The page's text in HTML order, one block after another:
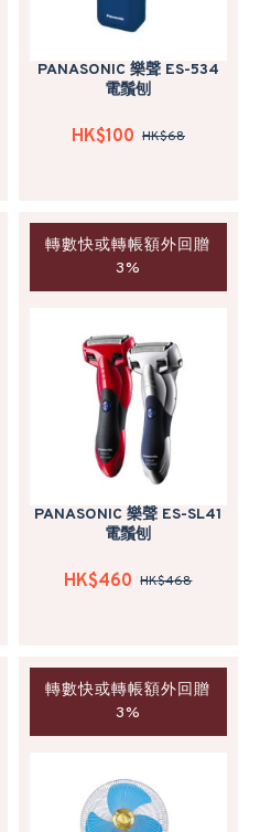
PANASONIC 樂聲 ES-534
電鬚刨
HK$100 HK$68
轉數快或轉帳額外回贈
3%
PANASONIC 樂聲 ES-SL41
電鬚刨
HK$460 HK$468
轉數快或轉帳額外回贈
3%